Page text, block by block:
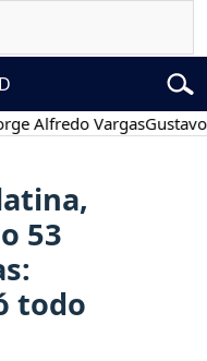
VargasGustavo Petro
53
todo